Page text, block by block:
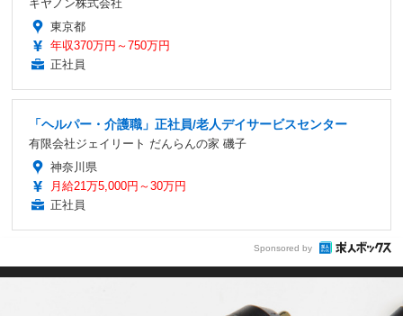
キヤノン株式会社
東京都
年収370万円～750万円
正社員
「ヘルパー・介護職」正社員/老人デイサービスセンター
有限会社ジェイリート だんらんの家 磯子
神奈川県
月給21万5,000円～30万円
正社員
Sponsored by